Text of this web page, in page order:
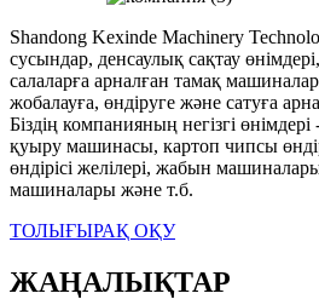
Shandong Kexinde Machinery
сусындар, денсаулық сақтау
салаларға арналған тамақ
жобалауға, өндіруге және сатуға
Біздің компанияның негізгі
қуыру машинасы, картоп чипсы
өндірісі желілері, жабын
машиналары және т.б.
ТОЛЫҒЫРАҚ ОҚУ
ЖАҢАЛЫҚТАР